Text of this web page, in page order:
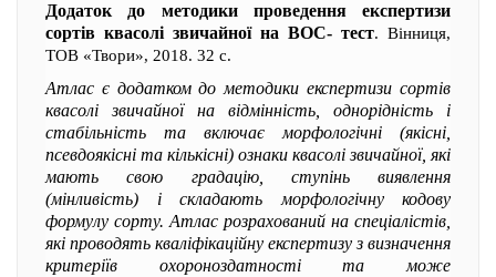
Додаток до методики проведення експертизи
сортів квасолі звичайної на ВОС- тест. Вінниця,
ТОВ «Твори», 2018. 32 с.
Атлас є додатком до методики експертизи сортів
квасолі звичайної на відмінність, однорідність і
стабільність та включає морфологічні (якісні,
псевдоякісні та кількісні) ознаки квасолі звичайної, які
мають свою градацію, ступінь виявлення
(мінливість) і складають морфологічну кодову
формулу сорту. Атлас розрахований на спеціалістів,
які проводять кваліфікаційну експертизу з визначення
критеріїв охороноздатності та може